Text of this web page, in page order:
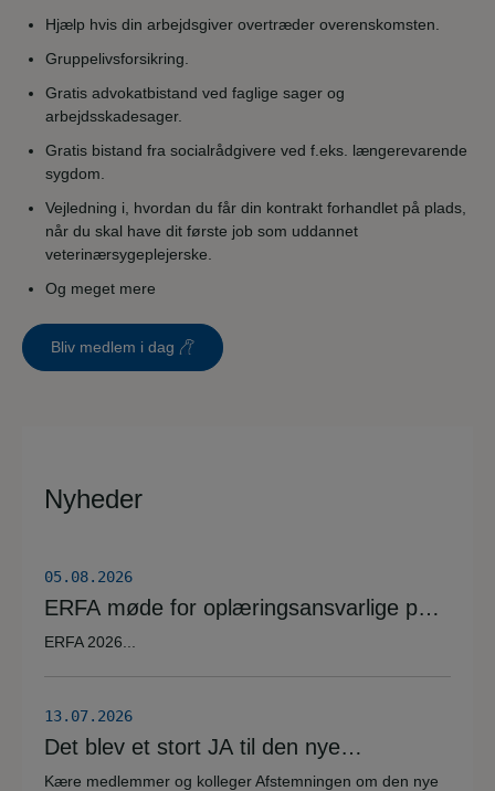
Hjælp hvis din arbejdsgiver overtræder overenskomsten.
Gruppelivsforsikring.
Gratis advokatbistand ved faglige sager og
arbejdsskadesager.
Gratis bistand fra socialrådgivere ved f.eks. længerevarende
sygdom.
Vejledning i, hvordan du får din kontrakt forhandlet på plads,
når du skal have dit første job som uddannet
veterinærsygeplejerske.
Og meget mere
Bliv medlem i dag
Nyheder
05.08.2026
ERFA møde for oplæringsansvarlige på
veterinærsygeplejerske uddannelsen
ERFA 2026...
13.07.2026
Det blev et stort JA til den nye
overenskomstaftale
Kære medlemmer og kolleger Afstemningen om den nye